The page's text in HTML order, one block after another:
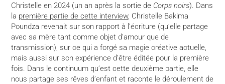
Christelle en 2024 (un an après la sortie de Corps noirs). Dans
la première partie de cette interview, Christelle Bakima
Poundza revenait sur son rapport à l’écriture (qu’elle partage
avec sa mère tant comme objet d’amour que de
transmission), sur ce qui a forgé sa magie créative actuelle,
mais aussi sur son expérience d’être éditée pour la première
fois. Dans le continuum qu’est cette deuxième partie, elle
nous partage ses rêves d’enfant et raconte le déroulement de